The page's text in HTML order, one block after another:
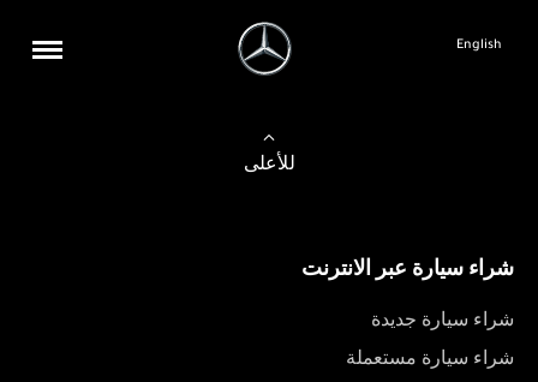
English
للأعلى
شراء سيارة عبر الانترنت
شراء سيارة جديدة
شراء سيارة مستعملة